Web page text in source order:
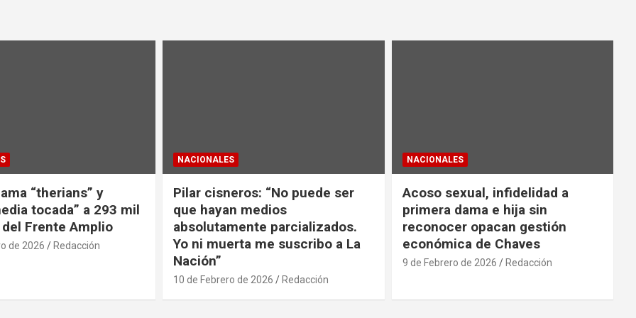
“therians” y
tocada” a 293 mil
Frente Amplio
de 2026 Redacción
NACIONALES
Pilar cisneros: “No puede ser
que hayan medios
absolutamente parcializados.
Yo ni muerta me suscribo a La
Nación”
10 de Febrero de 2026 Redacción
NACIONALES
Acoso sexual, infidelidad a
primera dama e hija sin
reconocer opacan gestión
económica de Chaves
9 de Febrero de 2026 Redacción